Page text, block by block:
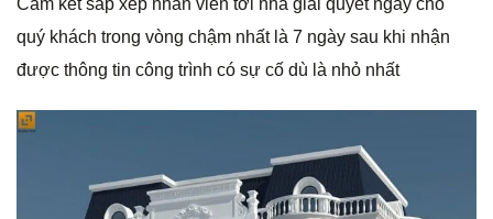
Cam kết sắp xếp nhân viên tới nhà giải quyết ngay cho
quý khách trong vòng chậm nhất là 7 ngày sau khi nhận
được thông tin công trình có sự cố dù là nhỏ nhất